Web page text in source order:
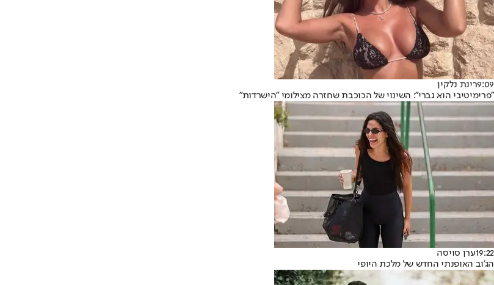
9:09רינת נלקין
"פרימיטיבי הוא גברי": השינוי של הכוכבת שחזרה מצילומי "הישרדות"
19:22ערן סויסה
הג'וב האופנתי החדש של מלכת היופי